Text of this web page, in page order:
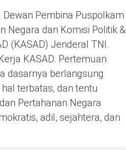
Pembina Puspolkam
Negara dan Komisi Politik &
(KASAD) Jenderal TNI.
KASAD. Pertemuan
dasarnya berlangsung
terbatas, dan tentu
Pertahanan Negara
adil, sejahtera, dan